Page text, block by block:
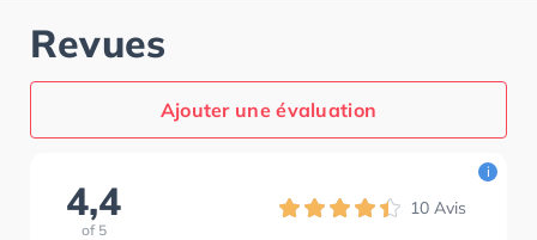
Revues
Ajouter une évaluation
4,4
of 5
10 Avis
i